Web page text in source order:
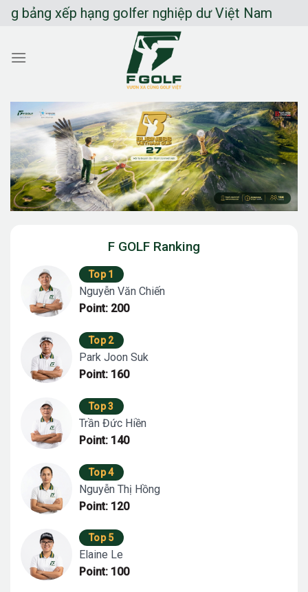
Chuyển
dung
xếp hạng golfer nghiệp dư Việt Nam
F GOLF Ranking
Top 1
Nguyễn Văn Chiến
Point: 200
Top 2
Park Joon Suk
Point: 160
Top 3
Trần Đức Hiền
Point: 140
Top 4
Nguyễn Thị Hồng
Point: 120
Top 5
Elaine Le
Point: 100